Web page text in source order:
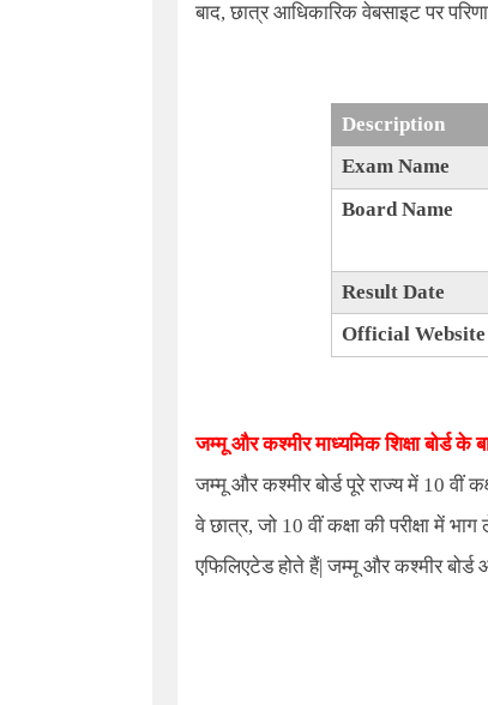
बाद,छात्र आधिकारिक वेबसाइट पर
Description
Exam Name
Board Name
Result Date
Official Website
जम्मू और कश्मीर माध्यमिक शिक्षा बोर्ड के
जम्मू और कश्मीर बोर्ड पूरे राज्य में 10 वीं
वे छात्र,जो 10 वीं कक्षा की परीक्षा में
एफिलिएटेड होते हैं|जम्मू और कश्मीर